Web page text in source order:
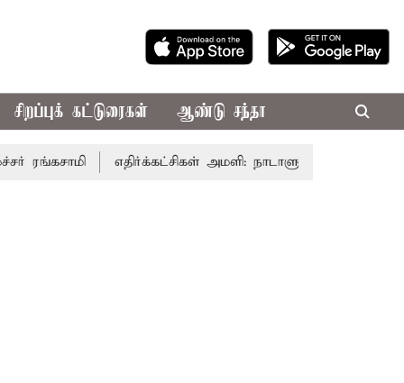
சிறப்புக் கட்டுரைகள் ஆண்டு சந்தா
எதிர்க்கட்சிகள் அமளி: நாடாளுமன்ற இரு அவைகளும்